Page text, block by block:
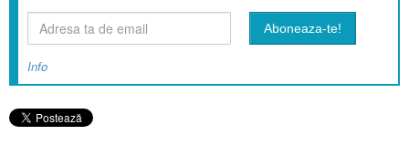
Info